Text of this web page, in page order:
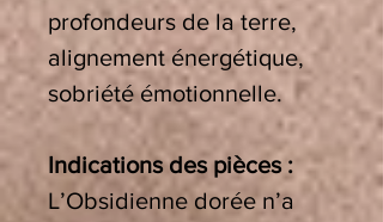
profondeurs de la terre,
alignement énergétique,
sobriété émotionnelle.
Indications des pièces :
L’Obsidienne dorée n’a